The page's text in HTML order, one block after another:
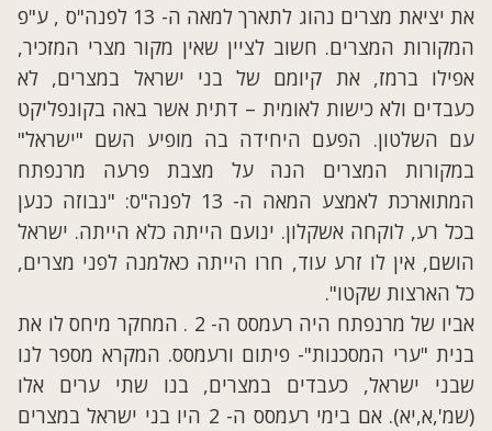
את יציאת מצרים נהוג לתארך למאה ה- 13 לפנה"ס , ע"פ
המקורות המצרים. חשוב לציין שאין מקור מצרי המזכיר,
אפילו ברמז, את קיומם של בני ישראל במצרים, לא
כעבדים ולא כישות לאומית – דתית אשר באה בקונפליקט
עם השלטון. הפעם היחידה בה מופיע השם "ישראל"
במקורות המצרים הנה על מצבת פרעה מרנפתח
המתוארכת לאמצע המאה ה- 13 לפנה"ס: "נבוזה כנען
בכל רע, לוקחה אשקלון. ינועם הייתה כלא הייתה. ישראל
הושם, אין לו זרע עוד, חרו הייתה כאלמנה לפני מצרים,
כל הארצות שקטו".
אביו של מרנפתח היה רעמסס ה- 2 . המחקר מיחס לו את
בנית "ערי המסכנות"- פיתום ורעמסס. המקרא מספר לנו
שבני ישראל, כעבדים במצרים, בנו שתי ערים אלו
(שמ',א,יא). אם בימי רעמסס ה- 2 היו בני ישראל במצרים